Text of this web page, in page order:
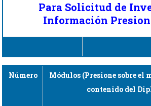
Para Solicitud de
Información
Número
Módulos (Presione sobre el
contenido del